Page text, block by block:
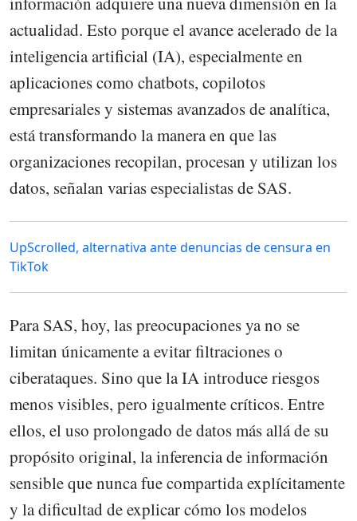
actualidad. Esto porque el avance acelerado de la
inteligencia artificial (IA), especialmente en
aplicaciones como chatbots, copilotos
empresariales y sistemas avanzados de analítica,
está transformando la manera en que las
organizaciones recopilan, procesan y utilizan los
datos, señalan varias especialistas de SAS.
UpScrolled, alternativa ante denuncias de censura en
TikTok
Para SAS, hoy, las preocupaciones ya no se
limitan únicamente a evitar filtraciones o
ciberataques. Sino que la IA introduce riesgos
menos visibles, pero igualmente críticos. Entre
ellos, el uso prolongado de datos más allá de su
propósito original, la inferencia de información
sensible que nunca fue compartida explícitamente
y la dificultad de explicar cómo los modelos